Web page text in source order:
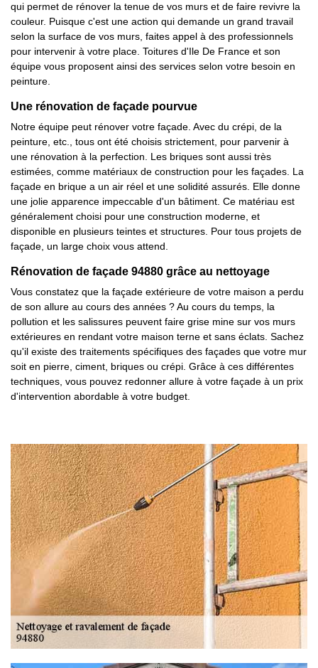
qui permet de rénover la tenue de vos murs et de faire revivre la
couleur. Puisque c'est une action qui demande un grand travail
selon la surface de vos murs, faites appel à des professionnels
pour intervenir à votre place. Toitures d'Ile De France et son
équipe vous proposent ainsi des services selon votre besoin en
peinture.
Une rénovation de façade pourvue
Notre équipe peut rénover votre façade. Avec du crépi, de la
peinture, etc., tous ont été choisis strictement, pour parvenir à
une rénovation à la perfection. Les briques sont aussi très
estimées, comme matériaux de construction pour les façades. La
façade en brique a un air réel et une solidité assurés. Elle donne
une jolie apparence impeccable d'un bâtiment. Ce matériau est
généralement choisi pour une construction moderne, et
disponible en plusieurs teintes et structures. Pour tous projets de
façade, un large choix vous attend.
Rénovation de façade 94880 grâce au nettoyage
Vous constatez que la façade extérieure de votre maison a perdu
de son allure au cours des années ? Au cours du temps, la
pollution et les salissures peuvent faire grise mine sur vos murs
extérieures en rendant votre maison terne et sans éclats. Sachez
qu'il existe des traitements spécifiques des façades que votre mur
soit en pierre, ciment, briques ou crépi. Grâce à ces différentes
techniques, vous pouvez redonner allure à votre façade à un prix
d'intervention abordable à votre budget.